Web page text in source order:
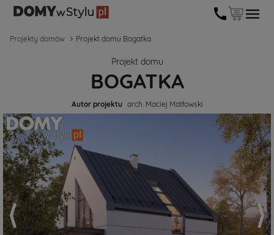
Projekty domów Projekt domu Bogatka
Projekt domu
BOGATKA
Autor projektu arch. Maciej Matłowski